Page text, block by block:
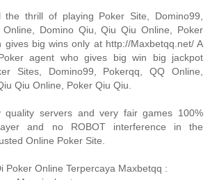
the thrill of playing Poker Site, Domino99,
Online, Domino Qiu, Qiu Qiu Online, Poker
gives big wins only at http://Maxbetqq.net/ A
agent who gives big win big jackpot
Sites, Domino99, Pokerqq, QQ Online,
Qiu Online, Poker Qiu Qiu.
quality servers and very fair games 100%
and no ROBOT interference in the
Online Poker Site.
Poker Online Terpercaya Maxbetqq :